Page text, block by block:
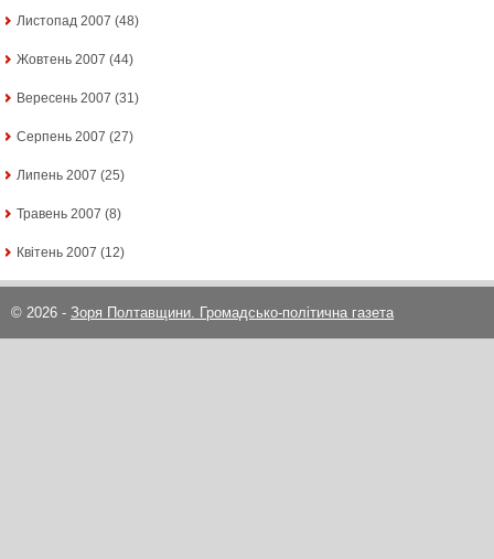
Листопад 2007 (48)
Жовтень 2007 (44)
Вересень 2007 (31)
Серпень 2007 (27)
Липень 2007 (25)
Травень 2007 (8)
Квітень 2007 (12)
© 2026 - Зоря Полтавщини. Громадсько-політична газета